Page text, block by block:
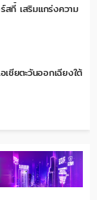
สกี้ เสริมแกร่งความ
ชียตะวันออกเฉียงใต้